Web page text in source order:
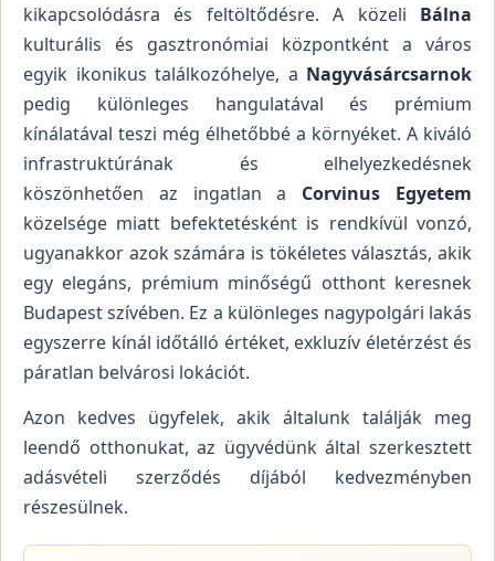
kikapcsolódásra és feltöltődésre. A közeli Bálna
kulturális és gasztronómiai központként a város
egyik ikonikus találkozóhelye, a Nagyvásárcsarnok
pedig különleges hangulatával és prémium
kínálatával teszi még élhetőbbé a környéket. A kiváló
infrastruktúrának és elhelyezkedésnek
köszönhetően az ingatlan a Corvinus Egyetem
közelsége miatt befektetésként is rendkívül vonzó,
ugyanakkor azok számára is tökéletes választás, akik
egy elegáns, prémium minőségű otthont keresnek
Budapest szívében. Ez a különleges nagypolgári lakás
egyszerre kínál időtálló értéket, exkluzív életérzést és
páratlan belvárosi lokációt.
Azon kedves ügyfelek, akik általunk találják meg
leendő otthonukat, az ügyvédünk által szerkesztett
adásvételi szerződés díjából kedvezményben
részesülnek.